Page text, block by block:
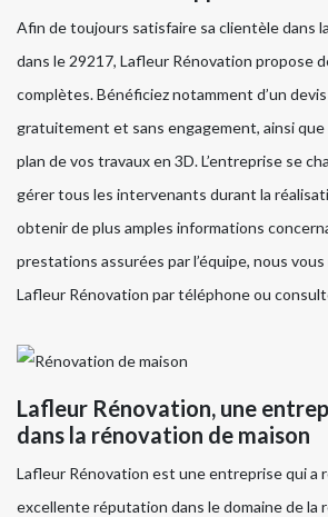
Afin de toujours satisfaire sa clientèle dans
dans le 29217, Lafleur Rénovation propose
complètes. Bénéficiez notamment d’un
gratuitement et sans engagement, ainsi que
plan de vos travaux en 3D. L’entreprise se
gérer tous les intervenants durant la
obtenir de plus amples informations
prestations assurées par l’équipe, nous
Lafleur Rénovation par téléphone ou
Lafleur Rénovation, une
dans la rénovation de maison
Lafleur Rénovation est une entreprise qui a
excellente réputation dans le domaine de la